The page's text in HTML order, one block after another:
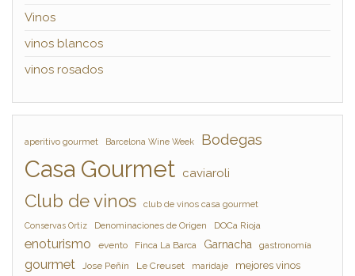
Vinos
vinos blancos
vinos rosados
aperitivo gourmet Barcelona Wine Week Bodegas
Casa Gourmet caviaroli
Club de vinos club de vinos casa gourmet
Conservas Ortiz Denominaciones de Origen DOCa Rioja
enoturismo evento Finca La Barca Garnacha gastronomía
gourmet Jose Peñín Le Creuset maridaje mejores vinos